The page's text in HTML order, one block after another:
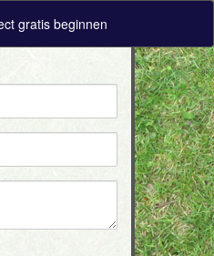
gratis beginnen